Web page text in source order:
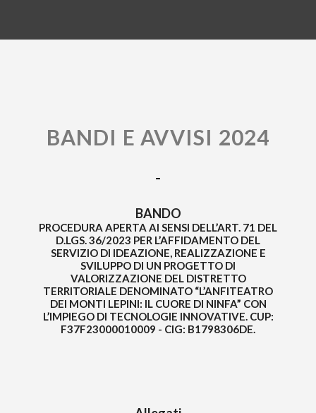
BANDI E AVVISI 2024
BANDO
PROCEDURA APERTA AI SENSI DELL’ART. 71 DEL
D.LGS. 36/2023 PER L’AFFIDAMENTO DEL
SERVIZIO DI IDEAZIONE, REALIZZAZIONE E
SVILUPPO DI UN PROGETTO DI
VALORIZZAZIONE DEL DISTRETTO
TERRITORIALE DENOMINATO “L’ANFITEATRO
DEI MONTI LEPINI: IL CUORE DI NINFA” CON
L’IMPIEGO DI TECNOLOGIE INNOVATIVE. CUP:
F37F23000010009 - CIG: B1798306DE.